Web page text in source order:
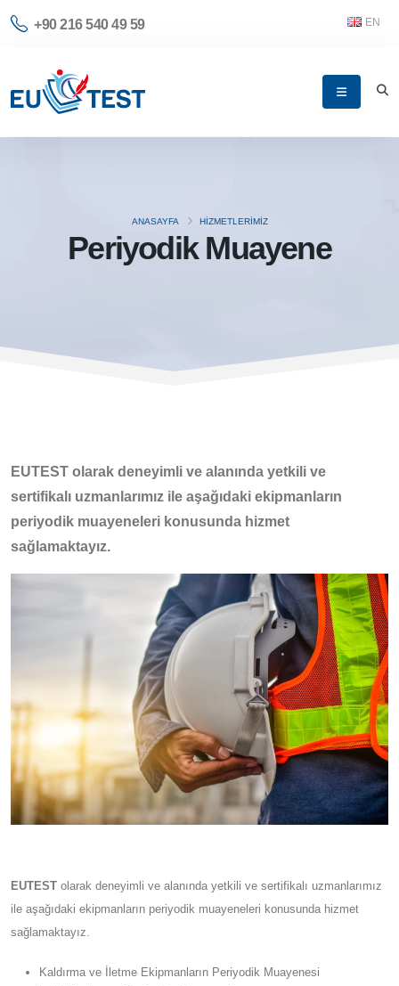
+90 216 540 49 59 EN
Periyodik Muayene
ANASAYFA HIZMETLERIMIZ
EUTEST olarak deneyimli ve alanında yetkili ve
sertifikalı uzmanlarımız ile aşağıdaki ekipmanların
periyodik muayeneleri konusunda hizmet
sağlamaktayız.
EUTEST olarak deneyimli ve alanında yetkili ve sertifikalı uzmanlarımız
ile aşağıdaki ekipmanların periyodik muayeneleri konusunda hizmet
sağlamaktayız.
Kaldırma ve İletme Ekipmanların Periyodik Muayenesi